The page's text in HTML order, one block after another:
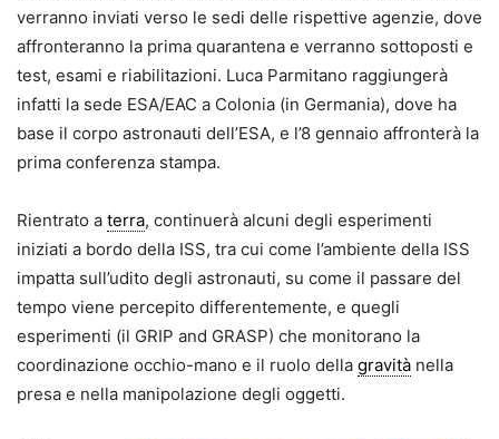
verranno inviati verso le sedi delle rispettive agenzie, dove
affronteranno la prima quarantena e verranno sottoposti e
test, esami e riabilitazioni. Luca Parmitano raggiungerà
infatti la sede ESA/EAC a Colonia (in Germania), dove ha
base il corpo astronauti dell’ESA, e l’8 gennaio affronterà la
prima conferenza stampa.
Rientrato a terra, continuerà alcuni degli esperimenti
iniziati a bordo della ISS, tra cui come l’ambiente della ISS
impatta sull’udito degli astronauti, su come il passare del
tempo viene percepito differentemente, e quegli
esperimenti (il GRIP and GRASP) che monitorano la
coordinazione occhio-mano e il ruolo della gravità nella
presa e nella manipolazione degli oggetti.